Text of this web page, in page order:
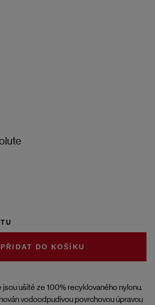
jsou ušité ze 100% recyklovaného nylonu.
vodoodpudivou povrchovou úpravou
DO KOŠÍKU